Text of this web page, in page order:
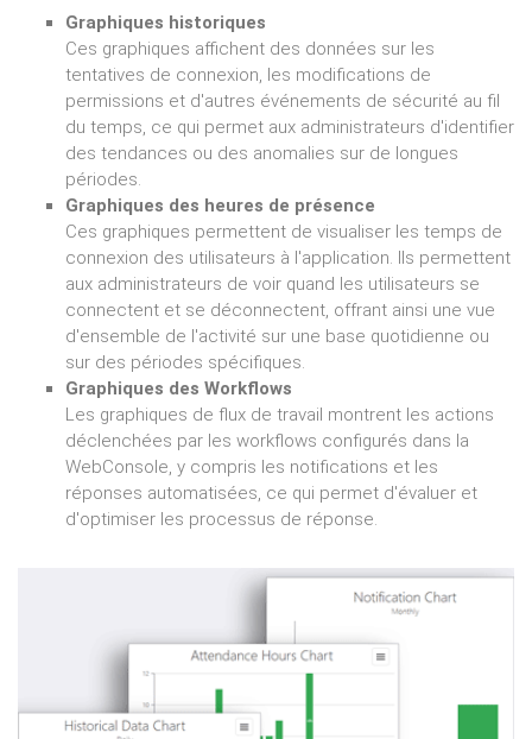
Graphiques historiques
Ces graphiques affichent des données sur les
tentatives de connexion, les modifications de
permissions et d'autres événements de sécurité au fil
du temps, ce qui permet aux administrateurs d'identifier
des tendances ou des anomalies sur de longues
périodes.
Graphiques des heures de présence
Ces graphiques permettent de visualiser les temps de
connexion des utilisateurs à l'application. Ils permettent
aux administrateurs de voir quand les utilisateurs se
connectent et se déconnectent, offrant ainsi une vue
d'ensemble de l'activité sur une base quotidienne ou
sur des périodes spécifiques.
Graphiques des Workflows
Les graphiques de flux de travail montrent les actions
déclenchées par les workflows configurés dans la
WebConsole, y compris les notifications et les
réponses automatisées, ce qui permet d'évaluer et
d'optimiser les processus de réponse.